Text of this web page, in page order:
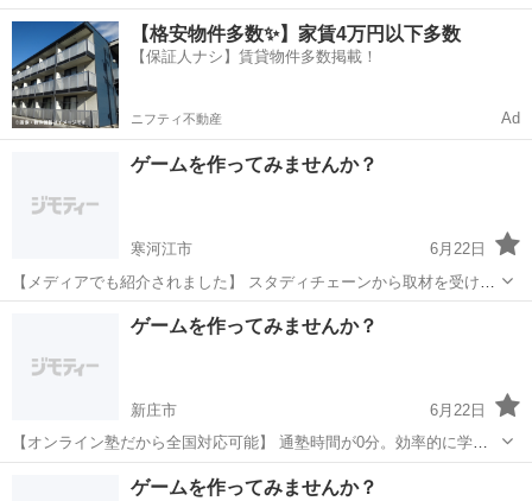
ど、様々なプログラミング言語が学べます。 こんなお悩みはありませ
んか？ 学校の情報分野の授業だけでは不安 プログラミング...
山形 村山市 プログラミング オンライン
【格安物件多数✨】家賃4万円以下多数
【保証人ナシ】賃貸物件多数掲載！
ニフティ不動産 Ad
ゲームを作ってみませんか？
寒河江市
6月22日
【メディアでも紹介されました】 スタディチェーンから取材を受け、
当塾の指導方針が紹介されました。 取材記事から 「現役エンジニアの
知見を活かした 生徒中心の教育」として高く評価いただいています。
寒河江市 プログラミング
ゲームを作ってみませんか？
新庄市
6月22日
【オンライン塾だから全国対応可能】 通塾時間が0分。効率的に学べ
ます。 全国からの受講 インターネット環境があれば、 日本全国どこ
からでも受講可能。 地方にお住まいの方も大歓迎です。 時間帯の柔
プログラミング 柔軟性
ゲームを作ってみませんか？